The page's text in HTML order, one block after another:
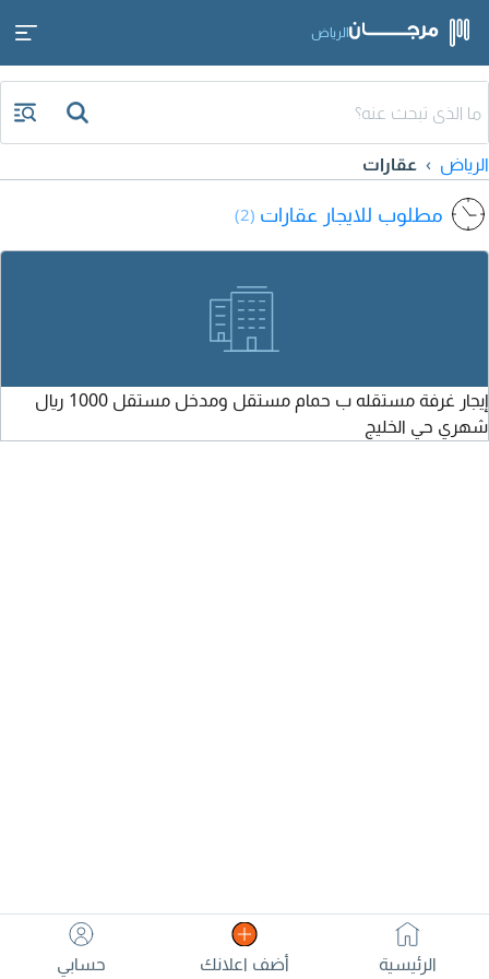
الرياض
الرياض عقارات
مطلوب للايجار عقارات (2)
إيجار غرفة مستقله ب حمام مستقل ومدخل مستقل 1000 ريال
شهري حي الخليج
الرئيسية أضف اعلانك حسابي